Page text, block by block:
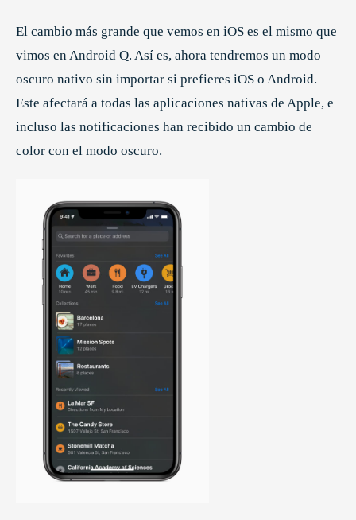
El cambio más grande que vemos en iOS es el mismo que
vimos en Android Q. Así es, ahora tendremos un modo
oscuro nativo sin importar si prefieres iOS o Android.
Este afectará a todas las aplicaciones nativas de Apple, e
incluso las notificaciones han recibido un cambio de
color con el modo oscuro.